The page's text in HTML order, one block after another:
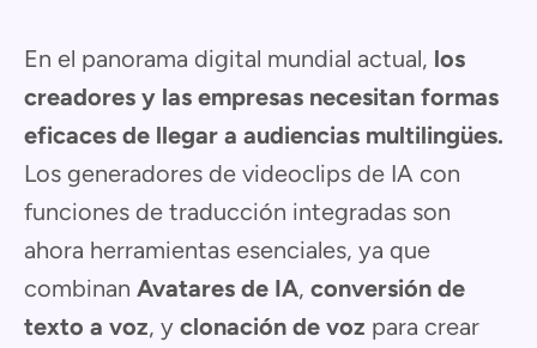
En el panorama digital mundial actual, los
creadores y las empresas necesitan formas
eficaces de llegar a audiencias multilingües.
Los generadores de videoclips de IA con
funciones de traducción integradas son
ahora herramientas esenciales, ya que
combinan Avatares de IA, conversión de
texto a voz, y clonación de voz para crear